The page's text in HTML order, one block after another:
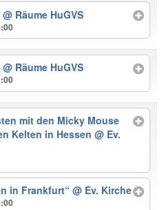
@ Räume HuGVS
@ Räume HuGVS
mit den Micky Mouse
Kelten in Hessen@ Ev.
in Frankfurt“@ Ev. Kirche